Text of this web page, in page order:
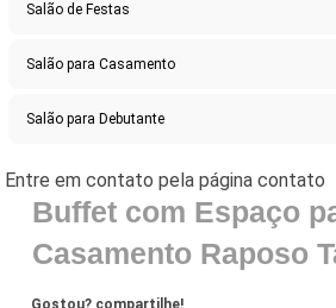
Salão de Festas
Salão para Casamento
Salão para Debutante
Buffet com Espaço
Casamento Raposo